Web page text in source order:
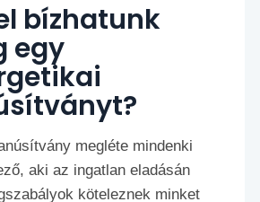
bízhatunk
egy
megléte mindenki
aki az ingatlan eladásán
köteleznek minket